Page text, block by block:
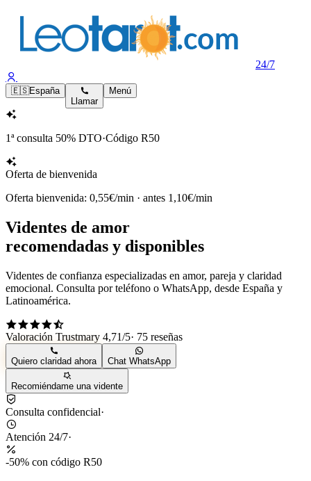
24/7
🇪🇸España
Llamar
Menú
1ª consulta 50% DTO·Código R50
Oferta de bienvenida
Oferta bienvenida: 0,55€/min · antes 1,10€/min
Videntes de amor
recomendadas y disponibles
Videntes de confianza especializadas en amor, pareja y claridad
emocional. Consulta por teléfono o WhatsApp, desde España y
Latinoamérica.
Valoración Trustmary 4,71/5· 75 reseñas
Quiero claridad ahora Chat WhatsApp
Recomiéndame una vidente
Consulta confidencial·
Atención 24/7·
-50% con código R50